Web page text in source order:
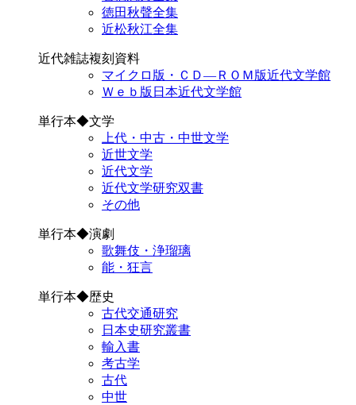
徳田秋聲全集
近松秋江全集
近代雑誌複刻資料
マイクロ版・ＣＤ―ＲＯＭ版近代文学館
Ｗｅｂ版日本近代文学館
単行本◆文学
上代・中古・中世文学
近世文学
近代文学
近代文学研究双書
その他
単行本◆演劇
歌舞伎・浄瑠璃
能・狂言
単行本◆歴史
古代交通研究
日本史研究叢書
輸入書
考古学
古代
中世